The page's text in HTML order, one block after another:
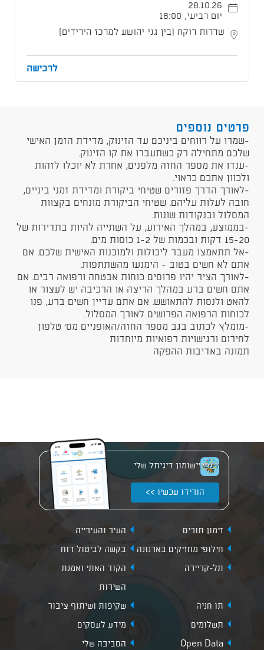
28.10.26
יום רביעי, 18:00
שדרות רוקח (בין גני יהושע למרכז הירידים)
לרכישה
פרטים נוספים
​-שמרו על רווחים ביניכם עד הזינוק, מדידת הזמן האישי
שלכם מתחילה רק כשתעברו את קו הזינוק.
-ענדו את מספר החזה מלפנים, אחרת לא יוכלו לזהות
ולכוון אתכם כראוי.
-לאורך הדרך פזורים שטיחי ביקורת ומדידת זמני ביניים,
חובה לעלות עליהם. שטיחי הביקורת מונחים בקצוות
המסלול ובנקודות שונות.
-בממוצע, במהלך האירוע, על השתייה להיות בתדירות של
15-20 דקות ובכמות של 1-2 כוסות מים.
-אל תתאמצו מעבר ליכולות ולמוכנות האישית שלכם. אם
אתם לא חשים בטוב - הימנעו מהשתתפות.
-לאורך הציר יהיו פרוסים כוחות אבטחה ורפואה רבים. אם
אתם חשים ברע במהלך הריצה או הרכיבה יש לעצור או
להאט ולנסות להתאושש. אם אתם עדיין חשים ברע, פנו
לכוחות הרפואה הפרושים לאורך המסלול.
-מומלץ לכתוב בגב מספר החזה/האופניים מס' טלפון
לחירום ורגישויות רפואיות מיוחדות
תמונה באדיבות ההפקה​
יישומון דיגיתל שלי
הורידו עכשיו >>
זימון תורים
העיר והעירייה
חילופי מחזיקים בארנונה
בקשה לביטול דוח
תל-קריירה
הקוד האתי ואמנת
השירות
תו חניה
שקיפות ושיתוף ציבור
תשלומים
מידע לעסקים
Open Data
הסביבה שלי